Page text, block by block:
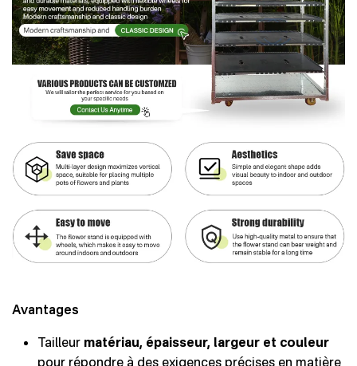
Avantages
Tailleur matériau, épaisseur, largeur et couleur
pour répondre à des exigences précises en matière